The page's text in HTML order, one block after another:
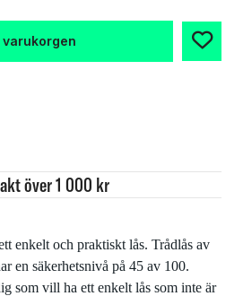
enkelt och praktiskt lås. Trådlås av
en säkerhetsnivå på 45 av 100.
som vill ha ett enkelt lås som inte är
över 1 000 kr
varukorgen